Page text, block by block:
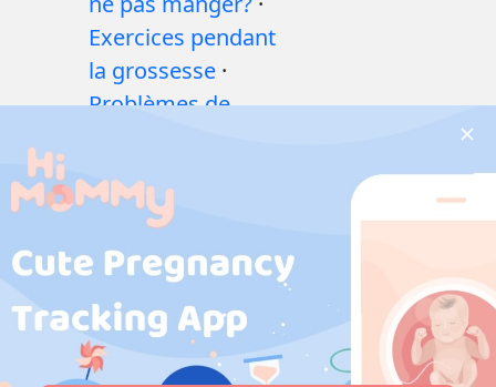
Exercices pendant
la grossesse ·
Problèmes de
Médicaments
pendant la
grossesse·
Problèmes de
santé des bébés
Articles ·Politique